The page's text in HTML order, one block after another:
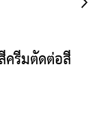
ครีมตัดต่อสี